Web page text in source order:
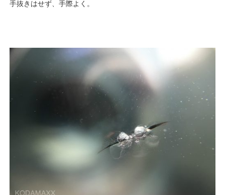
手抜きはせず、手際よく。